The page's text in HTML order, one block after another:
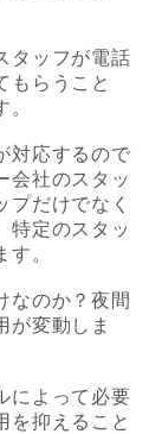
タッフが電話
もらうこと
対応するので
会社のスタッ
だけでなく
特定のスタッ
。
のか？夜間
が変動しま
によって必要
を抑えること